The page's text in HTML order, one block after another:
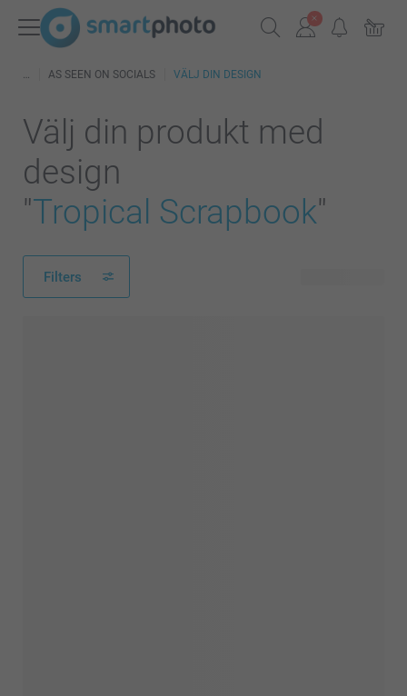
AS SEEN ON SOCIALS VÄLJ DIN DESIGN
Välj din produkt med
design
"Tropical Scrapbook"
Filters